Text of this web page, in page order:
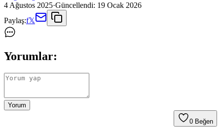
4 Ağustos 2025·Güncellendi: 19 Ocak 2026
Paylaş:f𝕏
Yorumlar:
Yorum
0 Beğen